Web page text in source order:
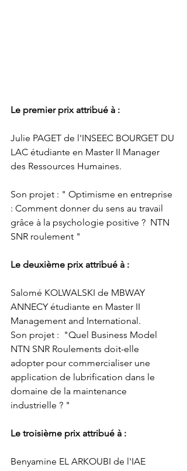
Le premier prix attribué à :
Julie PAGET de l'INSEEC BOURGET DU
LAC étudiante en Master II Manager
des Ressources Humaines.
Son projet : " Optimisme en entreprise
: Comment donner du sens au travail
grâce à la psychologie positive ?  NTN
SNR roulement "
Le deuxième prix attribué à :
Salomé KOLWALSKI de MBWAY
ANNECY étudiante en Master II
Management and International.
Son projet :  "Quel Business Model
NTN SNR Roulements doit-elle
adopter pour commercialiser une
application de lubrification dans le
domaine de la maintenance
industrielle ? "
Le troisième prix attribué à :
Benyamine EL ARKOUBI de l'IAE